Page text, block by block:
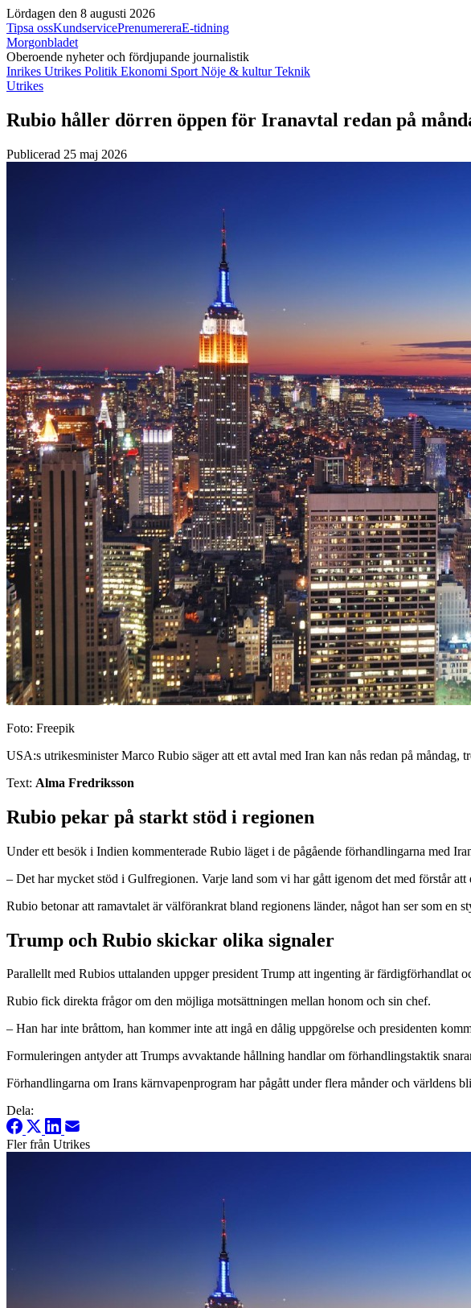
Lördagen den 8 augusti 2026
Tipsa ossKundservicePrenumereraE-tidning
Morgonbladet
Oberoende nyheter och fördjupande journalistik
Inrikes Utrikes Politik Ekonomi Sport Nöje & kulturTeknik
Utrikes
Rubio håller dörren öppen för Iranavtal redan på
Publicerad 25 maj 2026
Foto: Freepik
USA:s utrikesminister Marco Rubio säger att ett avtal med Iran kan nås redan på
Text: Alma Fredriksson
Rubio pekar på starkt stöd i regionen
Under ett besök i Indien kommenterade Rubio läget i de pågående förhandlingarna med
– Det har mycket stöd i Gulfregionen. Varje land som vi har gått igenom det med förstår
Rubio betonar att ramavtalet är välförankrat bland regionens länder, något han ser som en
Trump och Rubio skickar olika signaler
Parallellt med Rubios uttalanden uppger president Trump att ingenting är färdigförhandlat
Rubio fick direkta frågor om den möjliga motsättningen mellan honom och sin chef.
– Han har inte bråttom, han kommer inte att ingå en dålig uppgörelse och presidenten
Formuleringen antyder att Trumps avvaktande hållning handlar om förhandlingstaktik
Förhandlingarna om Irans kärnvapenprogram har pågått under flera månder och världens
Dela:
Fler från Utrikes